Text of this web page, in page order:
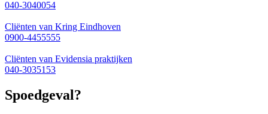
040-3040054
Cliënten van Kring Eindhoven
0900-4455555
Cliënten van Evidensia praktijken
040-3035153
Spoedgeval?